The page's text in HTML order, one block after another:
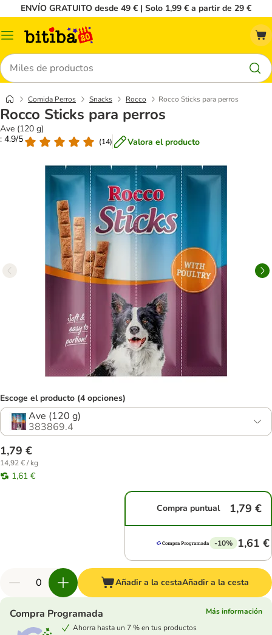
ENVÍO GRATUITO desde 49 € | Solo 1,99 € a partir de 29 €
Menú
Buscar
Comida Perros Snacks Rocco Rocco Sticks para perros
Rocco Sticks para perros
Ave (120 g)
: 4.9/5
(14) Valora el producto
Escoge el producto (4 opciones)
Ave (120 g)
383869.4
1,79 €
14,92 € / kg
1,61 €
Compra puntual 1,79 €
-10% 1,61 €
Añadir a la cestaAñadir a la cesta
Compra Programada
Más información
Ahorra hasta un 7 % en tus productos